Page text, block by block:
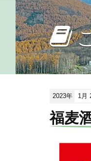
2023年 1月
福麦